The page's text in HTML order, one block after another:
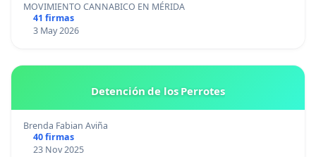
MOVIMIENTO CANNABICO EN MÉRIDA
41 firmas
3 May 2026
Detención de los Perrotes
Brenda Fabian Aviña
40 firmas
23 Nov 2025